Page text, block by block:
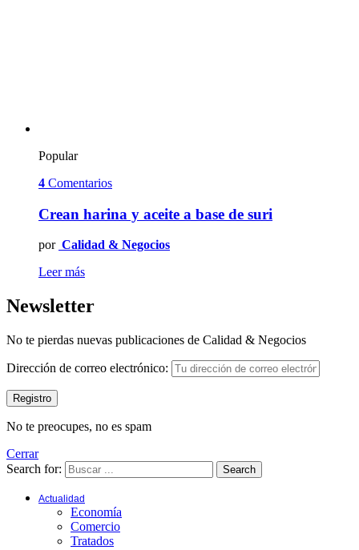
Popular
4 Comentarios
Crean harina y aceite a base de suri
por Calidad & Negocios
Leer más
Newsletter
No te pierdas nuevas publicaciones de Calidad & Negocios
Dirección de correo electrónico:
No te preocupes, no es spam
Cerrar
Search for:
Search
Actualidad
Economía
Comercio
Tratados